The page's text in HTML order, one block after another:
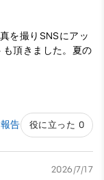
を撮りSNSにアッ
頂きました。夏の
報告 役に立った 0
2026/7/17